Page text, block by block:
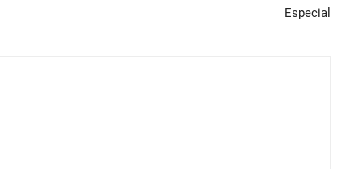
Especial